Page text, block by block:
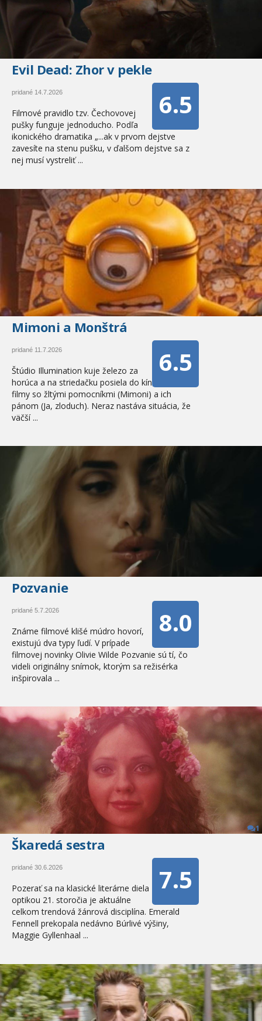
Evil Dead: Zhor v pekle
6.5
pridané 14.7.2026
Filmové pravidlo tzv. Čechovovej
pušky funguje jednoducho. Podľa
ikonického dramatika „...ak v prvom dejstve
zavesíte na stenu pušku, v ďalšom dejstve sa z
nej musí vystreliť ...
Mimoni a Monštrá
6.5
pridané 11.7.2026
Štúdio Illumination kuje železo za
horúca a na striedačku posiela do kín
filmy so žltými pomocníkmi (Mimoni) a ich
pánom (Ja, zloduch). Neraz nastáva situácia, že
väčší ...
Pozvanie
8.0
pridané 5.7.2026
Známe filmové klišé múdro hovorí,
existujú dva typy ľudí. V prípade
filmovej novinky Olivie Wilde Pozvanie sú tí, čo
videli originálny snímok, ktorým sa režisérka
inšpirovala ...
1
Škaredá sestra
7.5
pridané 30.6.2026
Pozerať sa na klasické literárne diela
optikou 21. storočia je aktuálne
celkom trendová žánrová disciplína. Emerald
Fennell prekopala nedávno Búrlivé výšiny,
Maggie Gyllenhaal ...